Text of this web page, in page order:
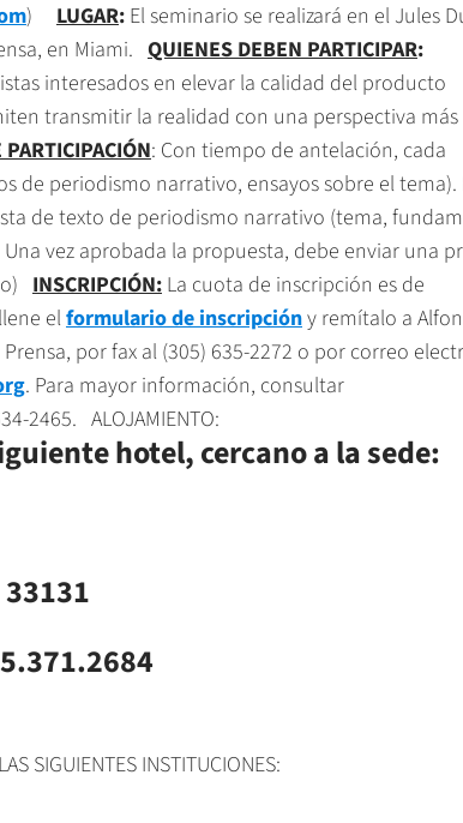
) LUGAR: El seminario se realizará en el Jules
en Miami. QUIENES DEBEN PARTICIPAR:
interesados en elevar la calidad del producto
transmitir la realidad con una perspectiva más
: Con tiempo de antelación, cada
de periodismo narrativo, ensayos sobre el tema).
de texto de periodismo narrativo (tema,
vez aprobada la propuesta, debe enviar una
INSCRIPCIÓN: La cuota de inscripción es de
elformulario de inscripcióny remítalo a
por fax al (305) 635-2272 o por correo
. Para mayor información, consultar
2465. ALOJAMIENTO:
hotel, cercano a la sede:
SIGUIENTES INSTITUCIONES: